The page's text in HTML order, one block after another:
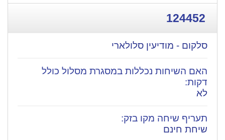
124452
סלקום - מודיעין סלולארי
לא
שיחת חינם